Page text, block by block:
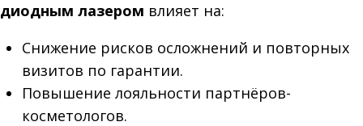
диодным лазером влияет на:
Снижение рисков осложнений и повторных
визитов по гарантии.
Повышение лояльности партнёров-
косметологов.